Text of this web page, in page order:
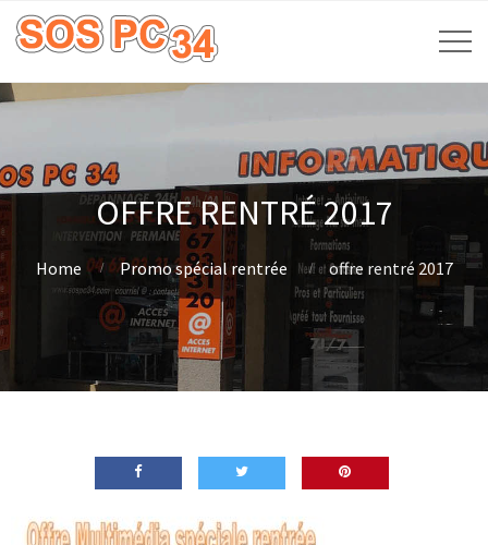
OFFRE RENTRÉ 2017
Home Promo spécial rentrée offre rentré 2017